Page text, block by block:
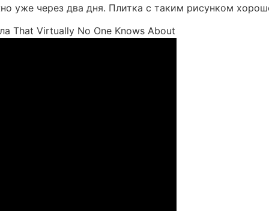
уже через два дня. Плитка с таким рисунком